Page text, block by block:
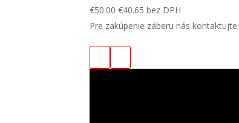
€50.00 €40.65 bez DPH
Pre zakúpenie záberu nás kontaktujte: